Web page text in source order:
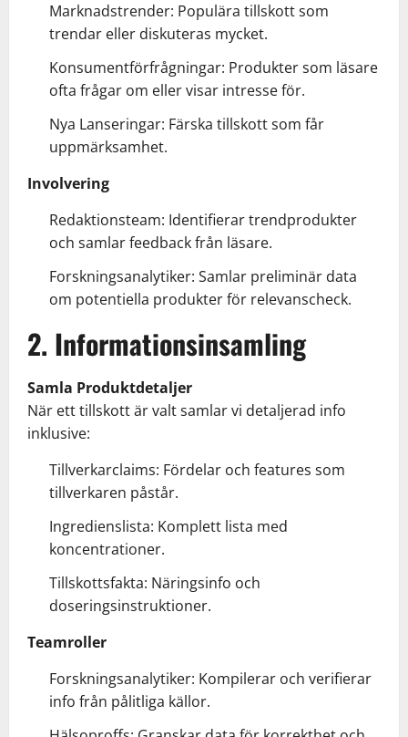
Marknadstrender: Populära tillskott som
trendar eller diskuteras mycket.
Konsumentförfrågningar: Produkter som läsare
ofta frågar om eller visar intresse för.
Nya Lanseringar: Färska tillskott som får
uppmärksamhet.
Involvering
Redaktionsteam: Identifierar trendprodukter
och samlar feedback från läsare.
Forskningsanalytiker: Samlar preliminär data
om potentiella produkter för relevanscheck.
2. Informationsinsamling
Samla Produktdetaljer
När ett tillskott är valt samlar vi detaljerad info
inklusive:
Tillverkarclaims: Fördelar och features som
tillverkaren påstår.
Ingredienslista: Komplett lista med
koncentrationer.
Tillskottsfakta: Näringsinfo och
doseringsinstruktioner.
Teamroller
Forskningsanalytiker: Kompilerar och verifierar
info från pålitliga källor.